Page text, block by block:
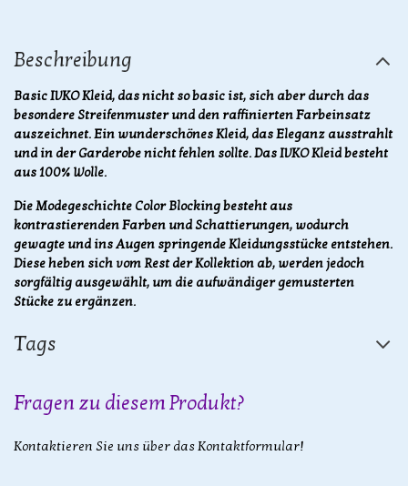
Beschreibung
Basic IVKO Kleid, das nicht so basic ist, sich aber durch das
besondere Streifenmuster und den raffinierten Farbeinsatz
auszeichnet. Ein wunderschönes Kleid, das Eleganz ausstrahlt
und in der Garderobe nicht fehlen sollte. Das IVKO Kleid besteht
aus 100% Wolle.
Die Modegeschichte Color Blocking besteht aus
kontrastierenden Farben und Schattierungen, wodurch
gewagte und ins Augen springende Kleidungsstücke entstehen.
Diese heben sich vom Rest der Kollektion ab, werden jedoch
sorgfältig ausgewählt, um die aufwändiger gemusterten
Stücke zu ergänzen.
Tags
Fragen zu diesem Produkt?
Kontaktieren Sie uns über das Kontaktformular!